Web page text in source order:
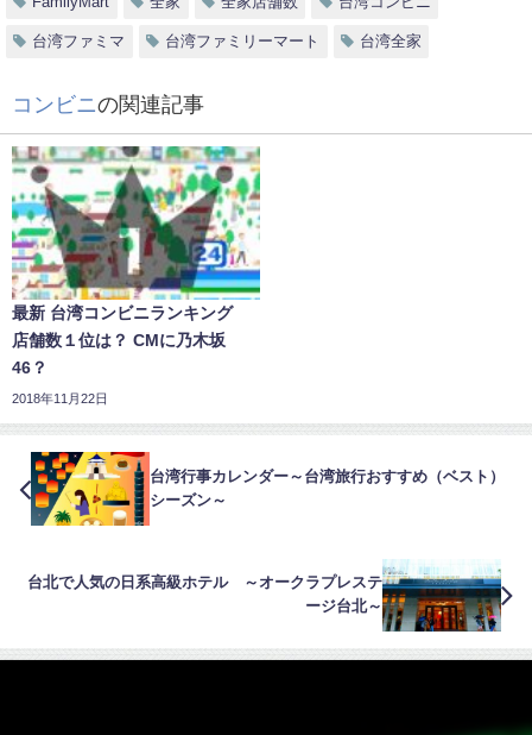
台湾ファミマ 台湾ファミリーマート 台湾全家
コンビニ の関連記事
最新 台湾コンビニランキング
店舗数１位は？ CMに乃木坂
46？
2018年11月22日
台湾行事カレンダー～台湾旅行おすすめ（ベスト）
シーズン～
台北で人気の日系高級ホテル ～オークラプレステ
ージ台北～